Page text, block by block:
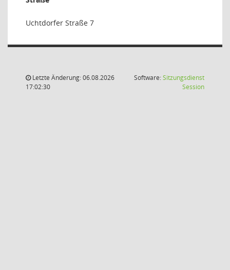
Uchtdorfer Straße 7
Letzte Änderung: 06.08.2026
17:02:30
Software:Sitzungsdienst
Session(Wird in